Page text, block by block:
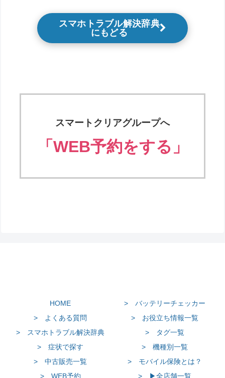
スマホトラブル解決辞典
にもどる
スマートクリアグループへ
「WEB予約をする」
HOME
> バッテリーチェッカー
> よくある質問
> お役立ち情報一覧
> スマホトラブル解決辞典
> タグ一覧
> 症状で探す
> 機種別一覧
> 中古販売一覧
> モバイル保険とは？
> WEB予約
> ▶全店舗一覧